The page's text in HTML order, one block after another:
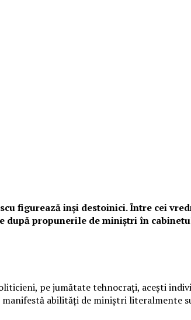
figurează inşi destoinici. Între cei
după propunerile de miniștri în
pe jumătate tehnocraţi, aceşti
abilităţi de miniştri literalmente